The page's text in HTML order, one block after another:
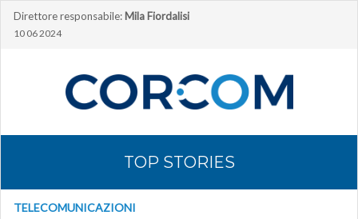
Direttore responsabile: Mila Fiordalisi
10 06 2024
TOP STORIES
TELECOMUNICAZIONI